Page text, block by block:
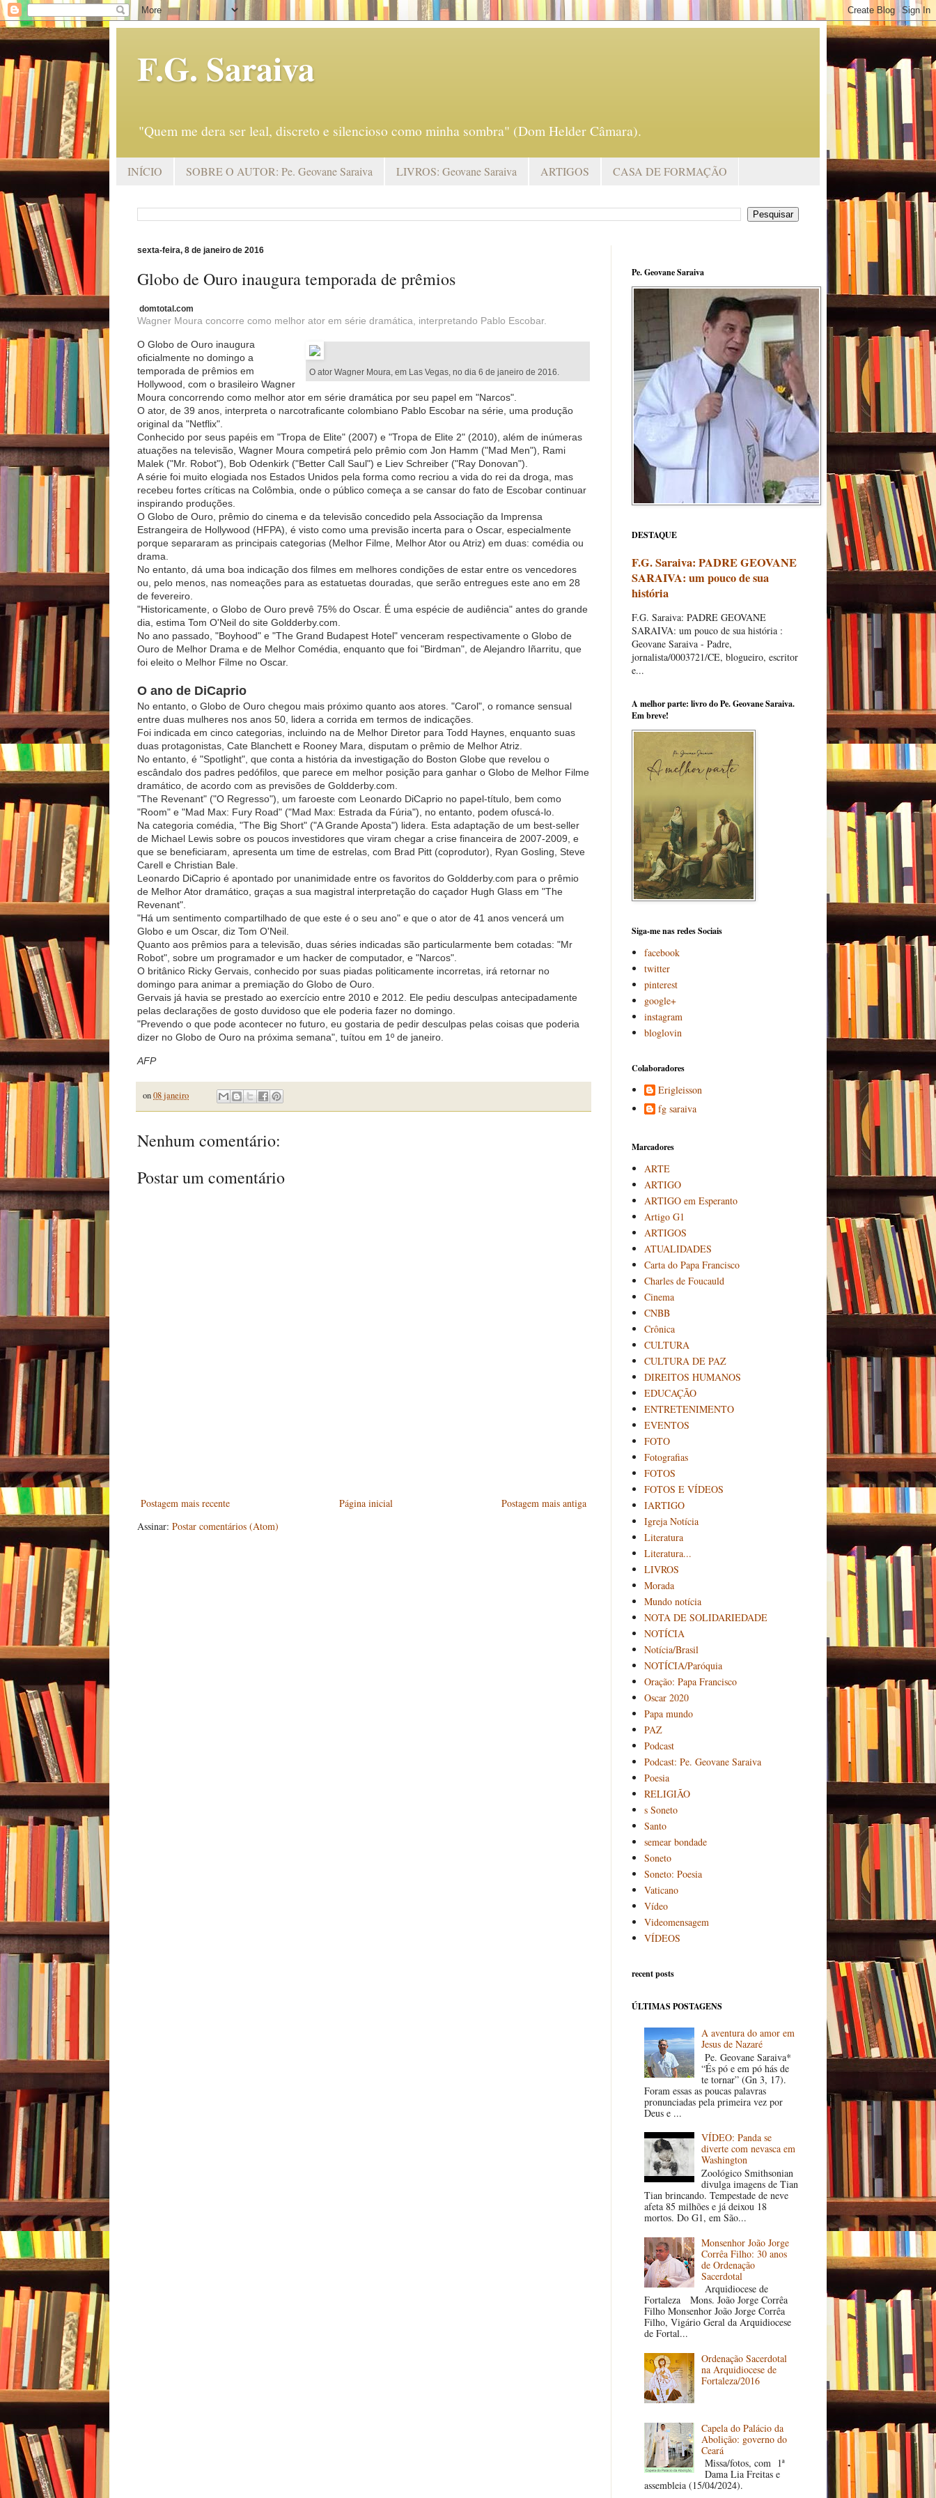
F.G. Saraiva
"Quem me dera ser leal, discreto e silencioso como minha sombra" (Dom Helder Câmara).
INÍCIO SOBRE O AUTOR: Pe. Geovane Saraiva LIVROS: Geovane Saraiva ARTIGOS CASA DE FORMAÇÃO
sexta-feira, 8 de janeiro de 2016
Globo de Ouro inaugura temporada de prêmios
domtotal.com
Wagner Moura concorre como melhor ator em série dramática, interpretando Pablo Escobar.
O ator Wagner Moura, em Las Vegas, no dia 6 de janeiro de 2016.
O Globo de Ouro inaugura
oficialmente no domingo a
temporada de prêmios em
Hollywood, com o brasileiro Wagner
Moura concorrendo como melhor ator em série dramática por seu papel em "Narcos".
O ator, de 39 anos, interpreta o narcotraficante colombiano Pablo Escobar na série, uma produção
original da "Netflix".
Conhecido por seus papéis em "Tropa de Elite" (2007) e "Tropa de Elite 2" (2010), além de inúmeras
atuações na televisão, Wagner Moura competirá pelo prêmio com Jon Hamm ("Mad Men"), Rami
Malek ("Mr. Robot"), Bob Odenkirk ("Better Call Saul") e Liev Schreiber ("Ray Donovan").
A série foi muito elogiada nos Estados Unidos pela forma como recriou a vida do rei da droga, mas
recebeu fortes críticas na Colômbia, onde o público começa a se cansar do fato de Escobar continuar
inspirando produções.
O Globo de Ouro, prêmio do cinema e da televisão concedido pela Associação da Imprensa
Estrangeira de Hollywood (HFPA), é visto como uma previsão incerta para o Oscar, especialmente
porque separaram as principais categorias (Melhor Filme, Melhor Ator ou Atriz) em duas: comédia ou
drama.
No entanto, dá uma boa indicação dos filmes em melhores condições de estar entre os vencedores
ou, pelo menos, nas nomeações para as estatuetas douradas, que serão entregues este ano em 28
de fevereiro.
"Historicamente, o Globo de Ouro prevê 75% do Oscar. É uma espécie de audiência" antes do grande
dia, estima Tom O'Neil do site Goldderby.com.
No ano passado, "Boyhood" e "The Grand Budapest Hotel" venceram respectivamente o Globo de
Ouro de Melhor Drama e de Melhor Comédia, enquanto que foi "Birdman", de Alejandro Iñarritu, que
foi eleito o Melhor Filme no Oscar.
O ano de DiCaprio
No entanto, o Globo de Ouro chegou mais próximo quanto aos atores. "Carol", o romance sensual
entre duas mulheres nos anos 50, lidera a corrida em termos de indicações.
Foi indicada em cinco categorias, incluindo na de Melhor Diretor para Todd Haynes, enquanto suas
duas protagonistas, Cate Blanchett e Rooney Mara, disputam o prêmio de Melhor Atriz.
No entanto, é "Spotlight", que conta a história da investigação do Boston Globe que revelou o
escândalo dos padres pedófilos, que parece em melhor posição para ganhar o Globo de Melhor Filme
dramático, de acordo com as previsões de Goldderby.com.
"The Revenant" ("O Regresso"), um faroeste com Leonardo DiCaprio no papel-título, bem como
"Room" e "Mad Max: Fury Road" ("Mad Max: Estrada da Fúria"), no entanto, podem ofuscá-lo.
Na categoria comédia, "The Big Short" ("A Grande Aposta") lidera. Esta adaptação de um best-seller
de Michael Lewis sobre os poucos investidores que viram chegar a crise financeira de 2007-2009, e
que se beneficiaram, apresenta um time de estrelas, com Brad Pitt (coprodutor), Ryan Gosling, Steve
Carell e Christian Bale.
Leonardo DiCaprio é apontado por unanimidade entre os favoritos do Goldderby.com para o prêmio
de Melhor Ator dramático, graças a sua magistral interpretação do caçador Hugh Glass em "The
Revenant".
"Há um sentimento compartilhado de que este é o seu ano" e que o ator de 41 anos vencerá um
Globo e um Oscar, diz Tom O'Neil.
Quanto aos prêmios para a televisão, duas séries indicadas são particularmente bem cotadas: "Mr
Robot", sobre um programador e um hacker de computador, e "Narcos".
O britânico Ricky Gervais, conhecido por suas piadas politicamente incorretas, irá retornar no
domingo para animar a premiação do Globo de Ouro.
Gervais já havia se prestado ao exercício entre 2010 e 2012. Ele pediu desculpas antecipadamente
pelas declarações de gosto duvidoso que ele poderia fazer no domingo.
"Prevendo o que pode acontecer no futuro, eu gostaria de pedir desculpas pelas coisas que poderia
dizer no Globo de Ouro na próxima semana", tuítou em 1º de janeiro.
AFP
on08 janeiro
Nenhum comentário:
Postar um comentário
Postagem mais recente Postagem mais antiga
Página inicial
Assinar: Postar comentários (Atom)
Pe. Geovane Saraiva
DESTAQUE
F.G. Saraiva: PADRE GEOVANE
SARAIVA: um pouco de sua
história
F.G. Saraiva: PADRE GEOVANE
SARAIVA: um pouco de sua história :
Geovane Saraiva - Padre,
jornalista/0003721/CE, blogueiro, escritor
e...
A melhor parte: livro do Pe. Geovane Saraiva.
Em breve!
Siga-me nas redes Sociais
facebook
twitter
pinterest
google+
instagram
bloglovin
Colaboradores
Erigleisson
fg saraiva
Marcadores
ARTE
ARTIGO
ARTIGO em Esperanto
Artigo G1
ARTIGOS
ATUALIDADES
Carta do Papa Francisco
Charles de Foucauld
Cinema
CNBB
Crônica
CULTURA
CULTURA DE PAZ
DIREITOS HUMANOS
EDUCAÇÃO
ENTRETENIMENTO
EVENTOS
FOTO
Fotografias
FOTOS
FOTOS E VÍDEOS
IARTIGO
Igreja Notícia
Literatura
Literatura...
LIVROS
Morada
Mundo notícia
NOTA DE SOLIDARIEDADE
NOTÍCIA
Notícia/Brasil
NOTÍCIA/Paróquia
Oração: Papa Francisco
Oscar 2020
Papa mundo
PAZ
Podcast
Podcast: Pe. Geovane Saraiva
Poesia
RELIGIÃO
s Soneto
Santo
semear bondade
Soneto
Soneto: Poesia
Vaticano
Vídeo
Videomensagem
VÍDEOS
recent posts
ÚLTIMAS POSTAGENS
A aventura do amor em
Jesus de Nazaré
Pe. Geovane Saraiva*
“És pó e em pó hás de
te tornar” (Gn 3, 17).
Foram essas as poucas palavras
pronunciadas pela primeira vez por
Deus e ...
VÍDEO: Panda se
diverte com nevasca em
Washington
Zoológico Smithsonian
divulga imagens de Tian
Tian brincando. Tempestade de neve
afeta 85 milhões e já deixou 18
mortos. Do G1, em São...
Monsenhor João Jorge
Corrêa Filho: 30 anos
de Ordenação
Sacerdotal
Arquidiocese de
Fortaleza Mons. João Jorge Corrêa
Filho Monsenhor João Jorge Corrêa
Filho, Vigário Geral da Arquidiocese
de Fortal...
Ordenação Sacerdotal
na Arquidiocese de
Fortaleza/2016
Capela do Palácio da
Abolição: governo do
Ceará
Missa/fotos, com 1ª
Dama Lia Freitas e
assembleia (15/04/2024).